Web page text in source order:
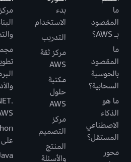
ما
المقصود
بـ AWS؟
ما
المقصود
بالحوسبة
السحابية؟
ما هو
الذكاء
الاصطناعي
المستقل؟
محور
بدء
الاستخدام
التدريب
مركز ثقة
AWS
مكتبة
حلول
AWS
مركز
التصميم
المنتج
والأسئلة
مركز
على AWS